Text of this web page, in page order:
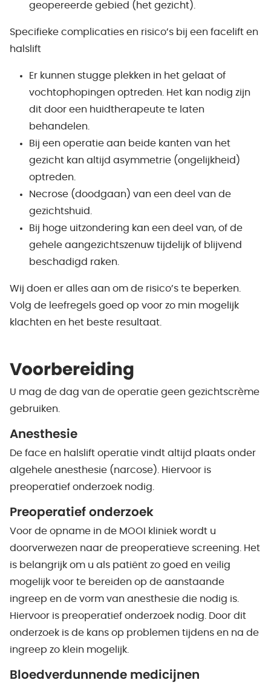
geopereerde gebied (het gezicht).
Specifieke complicaties en risico’s bij een facelift en
halslift
Er kunnen stugge plekken in het gelaat of
vochtophopingen optreden. Het kan nodig zijn
dit door een huidtherapeute te laten
behandelen.
Bij een operatie aan beide kanten van het
gezicht kan altijd asymmetrie (ongelijkheid)
optreden.
Necrose (doodgaan) van een deel van de
gezichtshuid.
Bij hoge uitzondering kan een deel van, of de
gehele aangezichtszenuw tijdelijk of blijvend
beschadigd raken.
Wij doen er alles aan om de risico’s te beperken.
Volg de leefregels goed op voor zo min mogelijk
klachten en het beste resultaat.
Voorbereiding
U mag de dag van de operatie geen gezichtscrème
gebruiken.
Anesthesie
De face en halslift operatie vindt altijd plaats onder
algehele anesthesie (narcose). Hiervoor is
preoperatief onderzoek nodig.
Preoperatief onderzoek
Voor de opname in de MOOI kliniek wordt u
doorverwezen naar de preoperatieve screening. Het
is belangrijk om u als patiënt zo goed en veilig
mogelijk voor te bereiden op de aanstaande
ingreep en de vorm van anesthesie die nodig is.
Hiervoor is preoperatief onderzoek nodig. Door dit
onderzoek is de kans op problemen tijdens en na de
ingreep zo klein mogelijk.
Bloedverdunnende medicijnen